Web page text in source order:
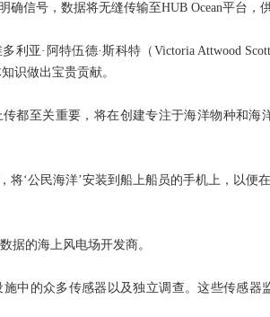
确信号，数据将无缝传输至HUB Ocean平台，
利亚·阿特伍德·斯科特（Victoria Attwood
识做出宝贵贡献。
都至关重要，将在创建专注于海洋物种和
将‘公民海洋’安装到船上船员的手机上，以
据的海上风电场开发商。
施中的众多传感器以及独立调查。这些传感